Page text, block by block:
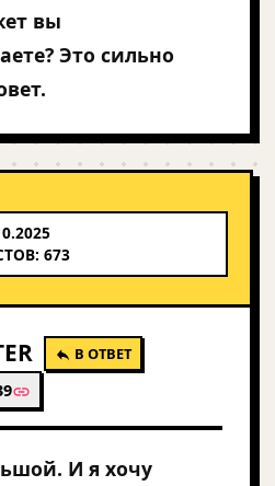
вы
Это сильно
673
В ОТВЕТ
И я хочу